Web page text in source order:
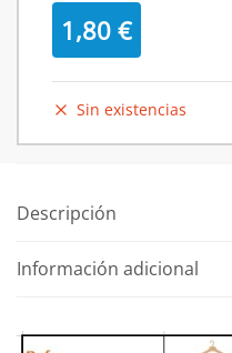
1,80 €
Sin existencias
Descripción
Información adicional